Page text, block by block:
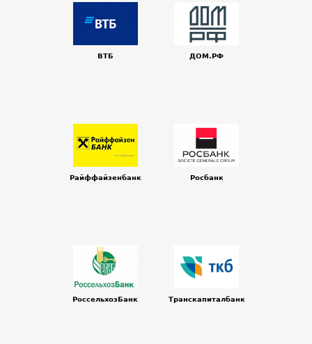
ВТБ ДОМ.РФ
Райффайзенбанк Росбанк
РоссельхозБанк Транскапиталбанк